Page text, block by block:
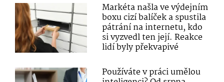
Markéta našla ve výdejním
boxu cizí balíček a spustila
pátrání na internetu, kdo
si vyzvedl ten její. Reakce
lidí byly překvapivé
Používáte v práci umělou